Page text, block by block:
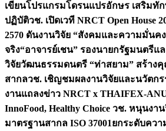
เขียนโปรแกรมโดรนแปรอักษร เสริมทั
ปฏิบัติวช. เปิดเวที NRCT Open House
2570 ดันงานวิจัย “สังคมและความมั่นค
จริง“อาจารย์เชน” รองนายกรัฐมนตรีแ
วิจัยวัฒนธรรมดนตรี “ท่าสยาม” สร้าง
สากลวช. เชิญชมผลงานวิจัยและนวัตก
งานแถลงข่าว NRCT x THAIFEX-
InnoFood, Healthy Choice วช. หนุนงา
มาตรฐานสากล ISO 37001ยกระดับคว